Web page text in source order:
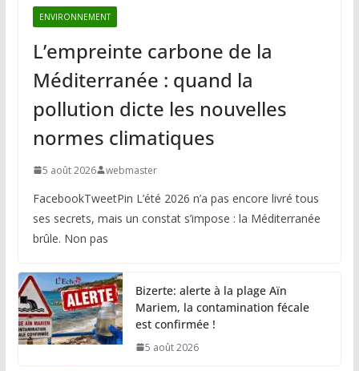
ENVIRONNEMENT
L’empreinte carbone de la
Méditerranée : quand la
pollution dicte les nouvelles
normes climatiques
5 août 2026 webmaster
FacebookTweetPin L’été 2026 n’a pas encore livré tous
ses secrets, mais un constat s’impose : la Méditerranée
brûle. Non pas
Bizerte: alerte à la plage Aïn
Mariem, la contamination fécale
est confirmée !
5 août 2026